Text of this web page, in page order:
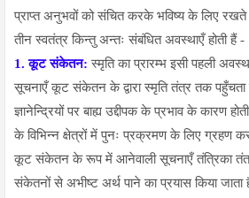
प्राप्त अनुभवों को संचित करके भविष्य के लिए रखते
तीन स्वतंत्र किन्तु अन्तः संबंधित अवस्थाएँ होती हैं -
1. कूट संकेतन:स्मृति का प्रारम्भ इसी पहली
सूचनाएँ कूट संकेतन के द्वारा स्मृति तंत्र तक
ज्ञानेन्द्रियों पर बाह्य उद्दीपक के प्रभाव के कारण
के विभिन्न क्षेत्रों में पुनः प्रक्रमण के लिए ग्रहण
कूट संकेतन के रूप में आनेवाली सूचनाएँ तंत्रिका
संकेतनों से अभीष्ट अर्थ पाने का प्रयास किया जाता